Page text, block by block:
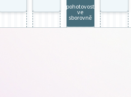
pohotovost
ve
sborovně